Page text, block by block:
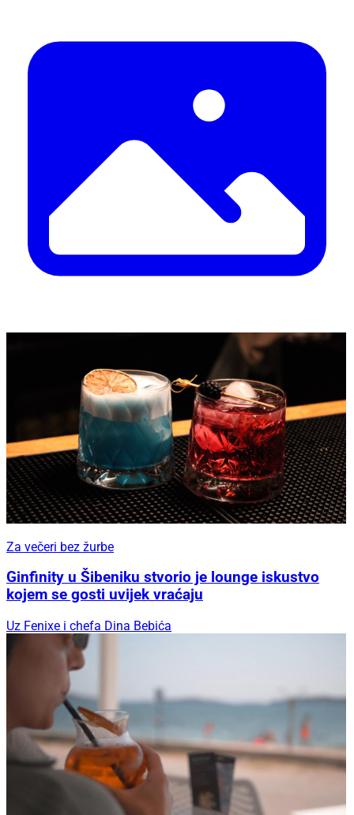
Za večeri bez žurbe
Ginfinity u Šibeniku stvorio je lounge iskustvo
kojem se gosti uvijek vraćaju
Uz Fenixe i chefa Dina Bebića